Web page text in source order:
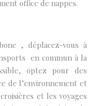
office de nappes.
, déplacez-vous à
en commun à la
optez pour des
de l’environnement et
et les voyages